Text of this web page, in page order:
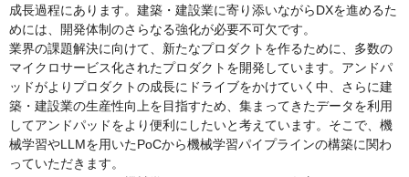
成長過程にあります。建築・建設業に寄り添いながらDXを進めるた
めには、開発体制のさらなる強化が必要不可欠です。
業界の課題解決に向けて、新たなプロダクトを作るために、多数の
マイクロサービス化されたプロダクトを開発しています。アンドパ
ッドがよりプロダクトの成長にドライブをかけていく中、さらに建
築・建設業の生産性向上を目指すため、集まってきたデータを利用
してアンドパッドをより便利にしたいと考えています。そこで、機
械学習やLLMを用いたPoCから機械学習パイプラインの構築に関わ
っていただきます。